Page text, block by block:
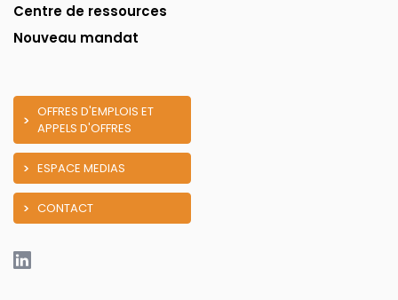
Centre de ressources
Nouveau mandat
OFFRES D'EMPLOIS ET
APPELS D'OFFRES
ESPACE MEDIAS
CONTACT